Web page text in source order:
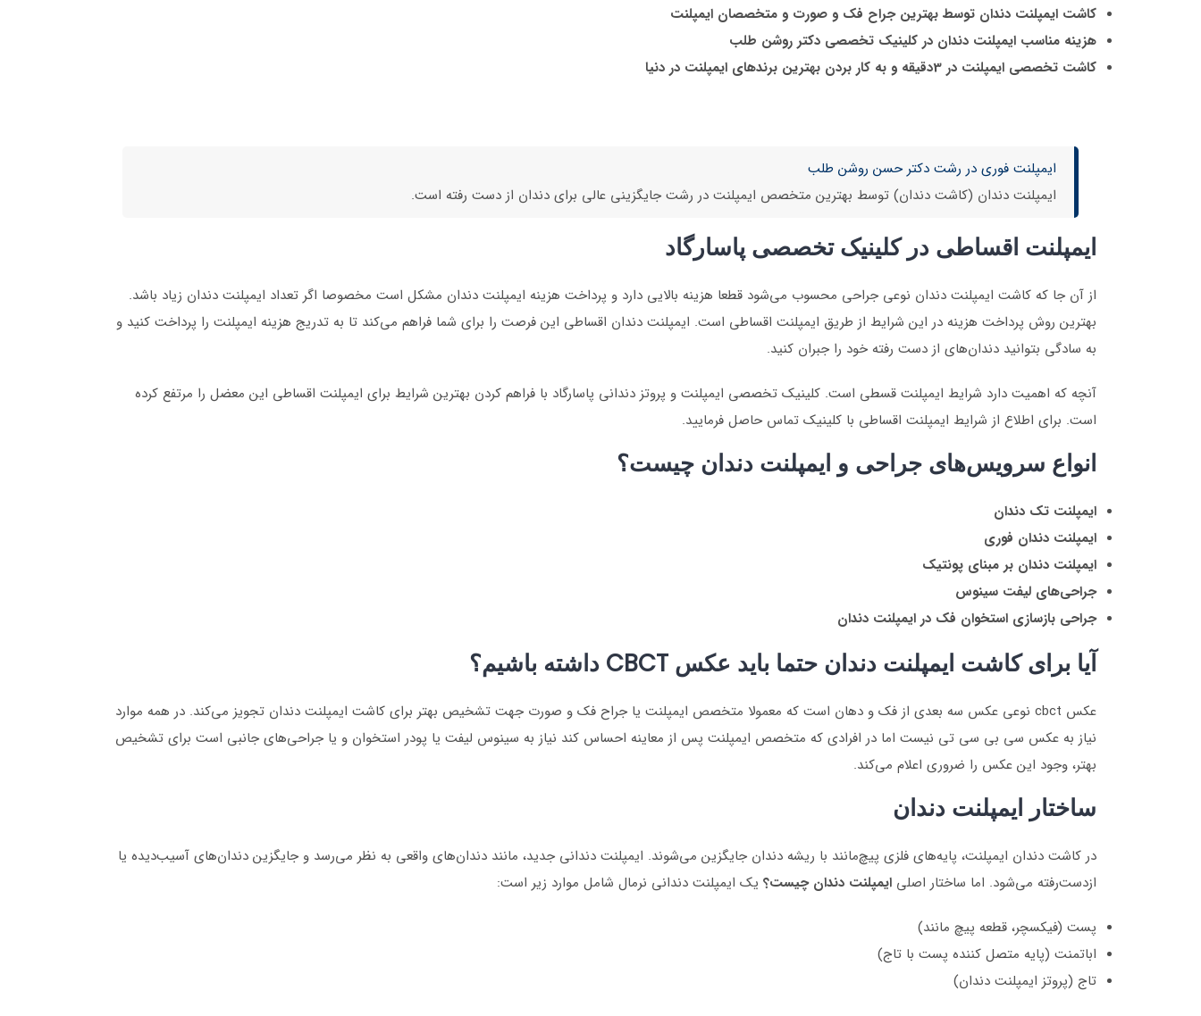
کاشت ایمپلنت دندان توسط بهترین جراح فک و صورت و متخصصان ایمپلنت
هزینه مناسب ایمپلنت دندان در کلینیک تخصصی دکتر روشن طلب
کاشت تخصصی ایمپلنت در 3دقیقه و به کار بردن بهترین برندهای ایمپلنت در دنیا
ایمپلنت فوری در رشت دکتر حسن روشن طلب
ایمپلنت دندان (کاشت دندان) توسط بهترین متخصص ایمپلنت در رشت جایگزینی عالی برای دندان از دست رفته است.
ایمپلنت اقساطی در کلینیک تخصصی پاسارگاد
از آن جا که کاشت ایمپلنت دندان نوعی جراحی محسوب می‌شود قطعا هزینه بالایی دارد و پرداخت هزینه ایمپلنت دندان مشکل است مخصوصا اگر تعداد ایمپلنت دندان زیاد باشد.
بهترین روش پرداخت هزینه در این شرایط از طریق ایمپلنت اقساطی است. ایمپلنت دندان اقساطی این فرصت را برای شما فراهم می‌کند تا به تدریج هزینه ایمپلنت را پرداخت کنید و
به‌ سادگی بتوانید دندان‌های از دست رفته خود را جبران کنید.
آنچه که اهمیت دارد شرایط ایمپلنت قسطی است. کلینیک تخصصی ایمپلنت و پروتز دندانی پاسارگاد با فراهم کردن بهترین شرایط برای ایمپلنت اقساطی این معضل را مرتفع کرده
است. برای اطلاع از شرایط ایمپلنت اقساطی با کلینیک تماس حاصل فرمایید.
انواع سرویس‌های جراحی و ایمپلنت دندان چیست؟
ایمپلنت تک دندان
ایمپلنت دندان فوری
ایمپلنت دندان بر مبنای پونتیک
جراحی‌های لیفت سینوس
جراحی بازسازی استخوان فک در ایمپلنت دندان
آیا برای کاشت ایمپلنت دندان حتما باید عکس CBCT داشته باشیم؟
عکس cbct نوعی عکس سه بعدی از فک و دهان است که معمولا متخصص ایمپلنت یا جراح فک و صورت جهت تشخیص بهتر برای کاشت ایمپلنت دندان تجویز می‌کند. در همه موارد
نیاز به عکس سی بی سی تی نیست اما در افرادی که متخصص ایمپلنت پس از معاینه احساس کند نیاز به سینوس لیفت یا پودر استخوان و یا جراحی‌های جانبی است برای تشخیص
بهتر، وجود این عکس را ضروری اعلام می‌کند.
ساختار ایمپلنت دندان
در کاشت دندان ایمپلنت، پایه‌های فلزی پیچ‌مانند با ریشه دندان جایگزین می‌شوند. ایمپلنت دندانی جدید، مانند دندان‌های واقعی به نظر می‌رسد و جایگزین دندان‌های آسیب‌دیده یا
ازدست‌رفته می‌شود. اما ساختار اصلی ایمپلنت دندان چیست؟ یک ایمپلنت دندانی نرمال شامل موارد زیر است:
پست (فیکسچر، قطعه پیچ مانند)
اباتمنت (پایه متصل کننده پست با تاج)
تاج (پروتز ایمپلنت دندان)